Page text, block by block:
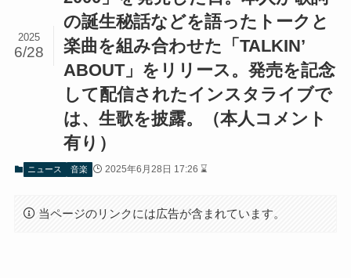
の誕生秘話などを語ったトークと
楽曲を組み合わせた「TALKIN’
ABOUT」をリリース。発売を記念
して配信されたインスタライブで
は、生歌を披露。（本人コメント
有り）
2025
6/28
ニュース 音楽 2025年6月28日 17:26 ⌛
当ページのリンクには広告が含まれています。